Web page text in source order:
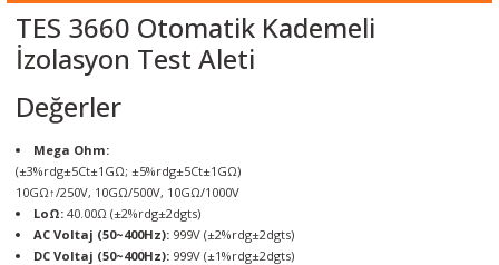
Cihazları
TES 3660 Otomatik Kademeli
İzolasyon Test Aleti
Değerler
Mega Ohm:
(±3%rdg±5Ct±1GΩ; ±5%rdg±5Ct±1GΩ)
10GΩ↑/250V, 10GΩ/500V, 10GΩ/1000V
LoΩ: 40.00Ω (±2%rdg±2dgts)
AC Voltaj (50~400Hz): 999V (±2%rdg±2dgts)
DC Voltaj (50~400Hz): 999V (±1%rdg±2dgts)